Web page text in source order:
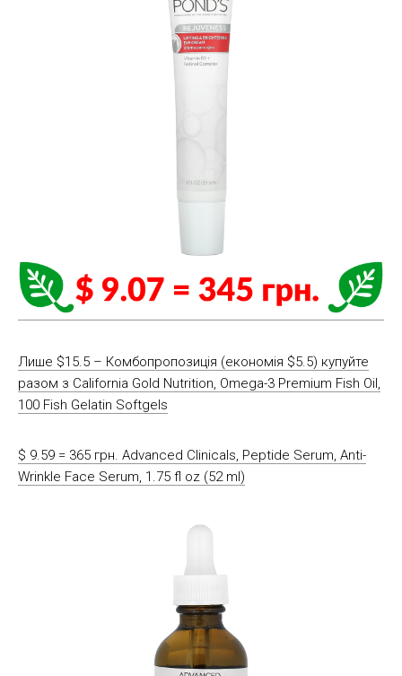
Лише $15.5 – Комбопропозиція (економія $5.5) купуйте
разом з California Gold Nutrition, Omega-3 Premium Fish Oil,
100 Fish Gelatin Softgels
$ 9.59 = 365 грн. Advanced Clinicals, Peptide Serum, Anti-
Wrinkle Face Serum, 1.75 fl oz (52 ml)